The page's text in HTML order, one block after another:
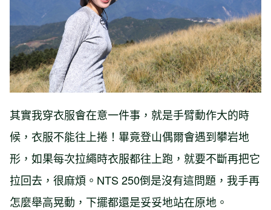
其實我穿衣服會在意一件事，就是手臂動作大的時
候，衣服不能往上捲！畢竟登山偶爾會遇到攀岩地
形，如果每次拉繩時衣服都往上跑，就要不斷再把它
拉回去，很麻煩。NTS 250倒是沒有這問題，我手再
怎麼舉高晃動，下擺都還是妥妥地站在原地。